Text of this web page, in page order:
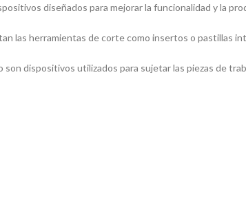
diseñados para mejorar la funcionalidad y la
las herramientas de corte como insertos o pastillas
dispositivos utilizados para sujetar las piezas de